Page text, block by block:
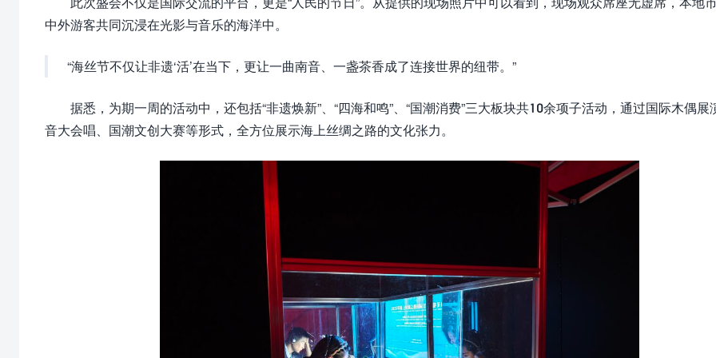
中外游客共同沉浸在光影与音乐的海洋中。
“海丝节不仅让非遗‘活’在当下，更让一曲南音、一盏茶香成了连接世界的纽带。”
据悉，为期一周的活动中，还包括“非遗焕新”、“四海和鸣”、“国潮消费”三大板块共10余项子活动，通过国际木偶展
音大会唱、国潮文创大赛等形式，全方位展示海上丝绸之路的文化张力。